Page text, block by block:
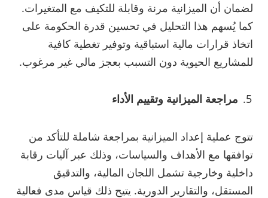
لضمان أن الميزانية مرنة وقابلة للتكيف مع المتغيرات.
كما يُسهم هذا التحليل في تحسين قدرة الحكومة على
اتخاذ قرارات مالية استباقية وتوفير تغطية كافية
للمشاريع الحيوية دون التسبب بعجز مالي غير مرغوب.
مراجعة الميزانية وتقييم الأداء
تتوج عملية إعداد الميزانية بمراجعة شاملة للتأكد من
توافقها مع الأهداف والسياسات، وذلك عبر آليات رقابة
داخلية وخارجية تشمل اللجان المالية، والتدقيق
المستقل، والتقارير الدورية. يتيح ذلك قياس مدى فعالية